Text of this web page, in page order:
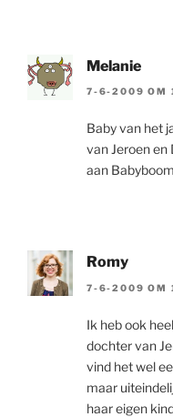
Melanie
7-6-2009 OM
Baby van het
van Jeroen en
aan
Romy
7-6-2009 OM
Ik heb ook
dochter van
vind het wel
maar
haar eigen